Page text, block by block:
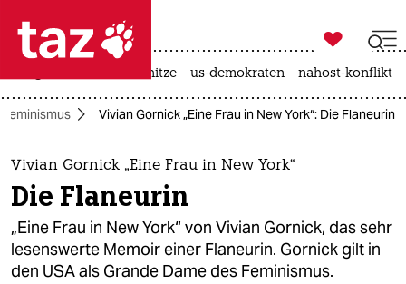
 taz zahl ich
taz zahl ich
themen
politik
öko

taz zahl ich
hitze us-demokraten nahost-konflikt
Feminismus Vivian Gornick „Eine Frau in New York“: Die Flaneurin
Vivian Gornick „Eine Frau in New York“
Die Flaneurin
„Eine Frau in New York“ von Vivian Gornick, das sehr
lesenswerte Memoir einer Flaneurin. Gornick gilt in
den USA als Grande Dame des Feminismus.